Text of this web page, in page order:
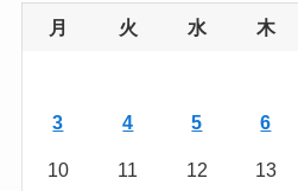
e
月 火 水 木
3 4 5 6
10 11 12 13